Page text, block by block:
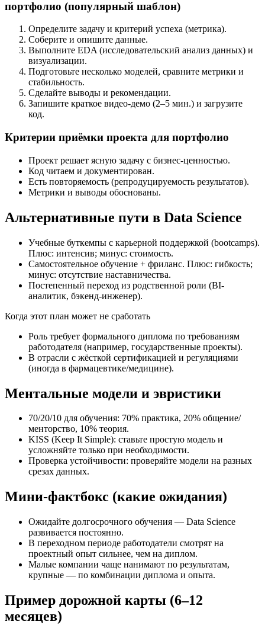
портфолио (популярный шаблон)
Определите задачу и критерий успеха (метрика).
Соберите и опишите данные.
Выполните EDA (исследовательский анализ данных) и
визуализации.
Подготовьте несколько моделей, сравните метрики и
стабильность.
Сделайте выводы и рекомендации.
Запишите краткое видео-демо (2–5 мин.) и загрузите
код.
Критерии приёмки проекта для портфолио
Проект решает ясную задачу с бизнес-ценностью.
Код читаем и документирован.
Есть повторяемость (репродуцируемость результатов).
Метрики и выводы обоснованы.
Альтернативные пути в Data Science
Учебные буткемпы с карьерной поддержкой (bootcamps).
Плюс: интенсив; минус: стоимость.
Самостоятельное обучение + фриланс. Плюс: гибкость;
минус: отсутствие наставничества.
Постепенный переход из родственной роли (BI-
аналитик, бэкенд-инженер).
Когда этот план может не сработать
Роль требует формального диплома по требованиям
работодателя (например, государственные проекты).
В отрасли с жёсткой сертификацией и регуляциями
(иногда в фармацевтике/медицине).
Ментальные модели и эвристики
70/20/10 для обучения: 70% практика, 20% общение/
менторство, 10% теория.
KISS (Keep It Simple): ставьте простую модель и
усложняйте только при необходимости.
Проверка устойчивости: проверяйте модели на разных
срезах данных.
Мини‑фактбокс (какие ожидания)
Ожидайте долгосрочного обучения — Data Science
развивается постоянно.
В переходном периоде работодатели смотрят на
проектный опыт сильнее, чем на диплом.
Малые компании чаще нанимают по результатам,
крупные — по комбинации диплома и опыта.
Пример дорожной карты (6–12
месяцев)